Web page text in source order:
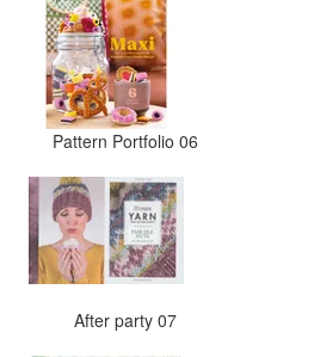
Pattern Portfolio 06
After party 07